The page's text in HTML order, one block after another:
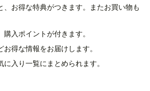
、お得な特典がつきます。またお買い物も
入ポイントが付きます。
得な情報をお届けします。
入り一覧にまとめられます。